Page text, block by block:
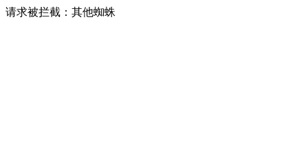
请求被拦截：其他蜘蛛